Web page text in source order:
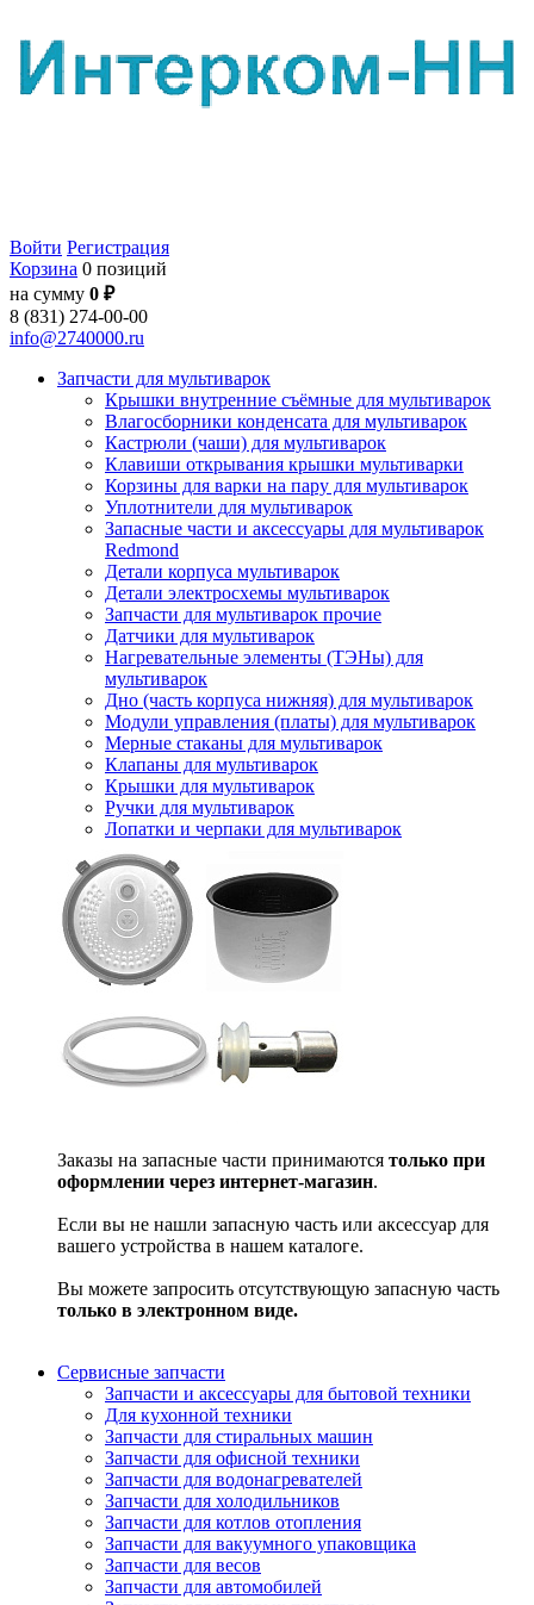
Войти Регистрация
Корзина 0 позиций
на сумму 0 ₽
8 (831) 274-00-00
info@2740000.ru
Запчасти для мультиварок
Крышки внутренние съёмные для мультиварок
Влагосборники конденсата для мультиварок
Кастрюли (чаши) для мультиварок
Клавиши открывания крышки мультиварки
Корзины для варки на пару для мультиварок
Уплотнители для мультиварок
Запасные части и аксессуары для мультиварок
Redmond
Детали корпуса мультиварок
Детали электросхемы мультиварок
Запчасти для мультиварок прочие
Датчики для мультиварок
Нагревательные элементы (ТЭНы) для
мультиварок
Дно (часть корпуса нижняя) для мультиварок
Модули управления (платы) для мультиварок
Мерные стаканы для мультиварок
Клапаны для мультиварок
Крышки для мультиварок
Ручки для мультиварок
Лопатки и черпаки для мультиварок
Заказы на запасные части принимаются только при
оформлении через интернет-магазин.
Если вы не нашли запасную часть или аксессуар для
вашего устройства в нашем каталоге.
Вы можете запросить отсутствующую запасную часть
только в электронном виде.
Сервисные запчасти
Запчасти и аксессуары для бытовой техники
Для кухонной техники
Запчасти для стиральных машин
Запчасти для офисной техники
Запчасти для водонагревателей
Запчасти для холодильников
Запчасти для котлов отопления
Запчасти для вакуумного упаковщика
Запчасти для весов
Запчасти для автомобилей